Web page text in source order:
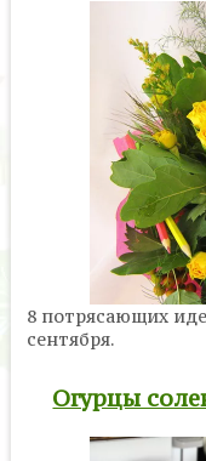
8 потрясающих
сентября.
Огурцы